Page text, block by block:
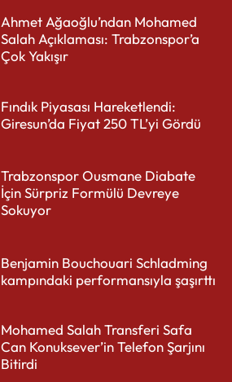
Ahmet Ağaoğlu’ndan Mohamed
Salah Açıklaması: Trabzonspor’a
Çok Yakışır
Fındık Piyasası Hareketlendi:
Giresun’da Fiyat 250 TL’yi Gördü
Trabzonspor Ousmane Diabate
İçin Sürpriz Formülü Devreye
Sokuyor
Benjamin Bouchouari Schladming
kampındaki performansıyla şaşırttı
Mohamed Salah Transferi Safa
Can Konuksever’in Telefon Şarjını
Bitirdi